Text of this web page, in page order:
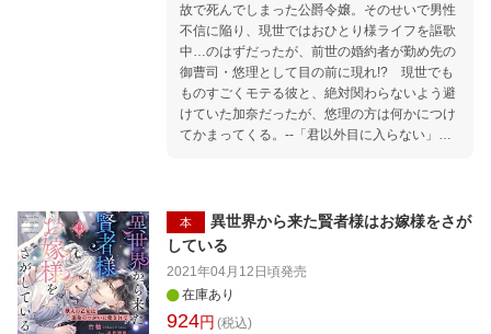
故で死んでしまった公爵令嬢。そのせいで男性
不信に陥り、現世ではおひとり様ライフを謳歌
中…のはずだったが、前世の婚約者が勤め先の
御曹司・悠理として目の前に現れ!? 現世でも
ものすごくモテる彼と、絶対関わらないよう避
けていた加奈だったが、悠理の方は何かにつけ
てかまってくる。--「君以外目に入らない」ハ
本
異世界から来た賢者様はお嫁様をさが
している
2021年04月12日頃発売
在庫あり
924円 (税込)